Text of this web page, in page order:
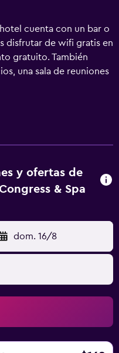
cuenta con un bar o
disfrutar de wifi gratis en
gratuito. También
una sala de reuniones
Hotel Congress
acondicionado, minibar
incluyen escritorio, sillas
también incluyen
y ofertas de
& Spa
dom. 16/8